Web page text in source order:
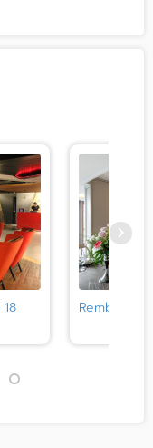
Rembrandt